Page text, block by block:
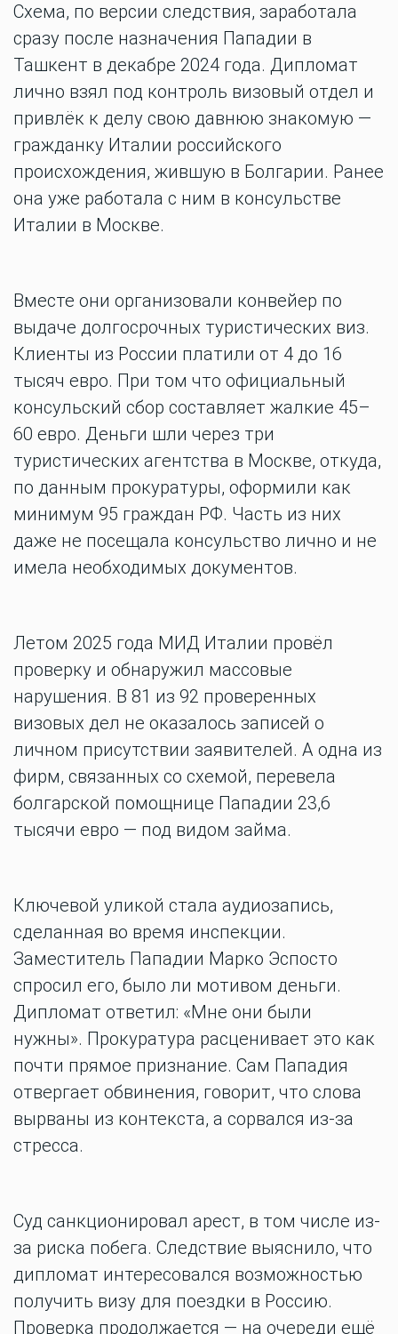
Схема, по версии следствия, заработала
сразу после назначения Пападии в
Ташкент в декабре 2024 года. Дипломат
лично взял под контроль визовый отдел и
привлёк к делу свою давнюю знакомую —
гражданку Италии российского
происхождения, жившую в Болгарии. Ранее
она уже работала с ним в консульстве
Италии в Москве.
Вместе они организовали конвейер по
выдаче долгосрочных туристических виз.
Клиенты из России платили от 4 до 16
тысяч евро. При том что официальный
консульский сбор составляет жалкие 45–
60 евро. Деньги шли через три
туристических агентства в Москве, откуда,
по данным прокуратуры, оформили как
минимум 95 граждан РФ. Часть из них
даже не посещала консульство лично и не
имела необходимых документов.
Летом 2025 года МИД Италии провёл
проверку и обнаружил массовые
нарушения. В 81 из 92 проверенных
визовых дел не оказалось записей о
личном присутствии заявителей. А одна из
фирм, связанных со схемой, перевела
болгарской помощнице Пападии 23,6
тысячи евро — под видом займа.
Ключевой уликой стала аудиозапись,
сделанная во время инспекции.
Заместитель Пападии Марко Эспосто
спросил его, было ли мотивом деньги.
Дипломат ответил: «Мне они были
нужны». Прокуратура расценивает это как
почти прямое признание. Сам Пападия
отвергает обвинения, говорит, что слова
вырваны из контекста, а сорвался из-за
стресса.
Суд санкционировал арест, в том числе из-
за риска побега. Следствие выяснило, что
дипломат интересовался возможностью
получить визу для поездки в Россию.
Проверка продолжается — на очереди ещё